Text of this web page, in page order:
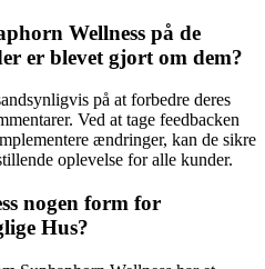
Wellness på de
er blevet gjort om dem?
på at forbedre deres
Ved at tage feedbacken
ændringer, kan de sikre
oplevelse for alle kunder.
nogen form for
Hus?